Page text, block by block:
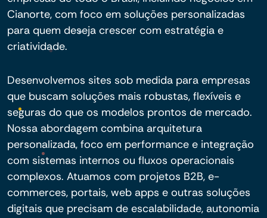
Cianorte, com foco em soluções personalizadas
para quem deseja crescer com estratégia e
criatividade.
Desenvolvemos sites sob medida para empresas
que buscam soluções mais robustas, flexíveis e
seguras do que os modelos prontos de mercado.
Nossa abordagem combina arquitetura
personalizada, foco em performance e integração
com sistemas internos ou fluxos operacionais
complexos. Atuamos com projetos B2B, e-
commerces, portais, web apps e outras soluções
digitais que precisam de escalabilidade, autonomia